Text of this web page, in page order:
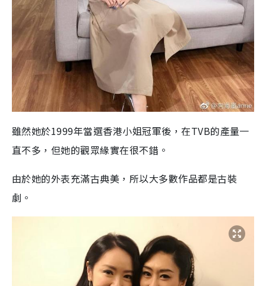
雖然她於1999年當選香港小姐冠軍後，在TVB的產量一
直不多，但她的觀眾緣實在很不錯。
由於她的外表充滿古典美，所以大多數作品都是古裝
劇。